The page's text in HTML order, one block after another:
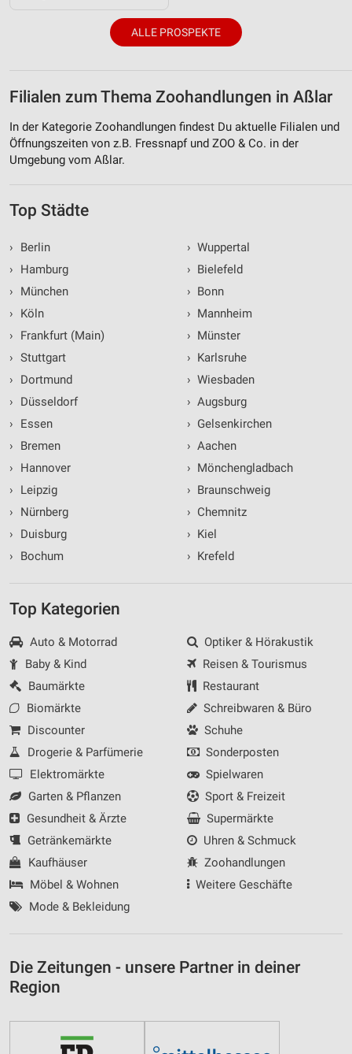
ALLE PROSPEKTE
Filialen zum Thema Zoohandlungen in Aßlar
In der Kategorie Zoohandlungen findest Du aktuelle Filialen und
Öffnungszeiten von z.B. Fressnapf und ZOO & Co. in der
Umgebung vom Aßlar.
Top Städte
›
Berlin
›
Hamburg
›
München
›
Köln
›
Frankfurt (Main)
› Stuttgart
›
Dortmund
›
Düsseldorf
›
Essen
›
Bremen
›
Hannover
›
Leipzig
›
Nürnberg
›
Duisburg
›
Bochum
› Wuppertal
› Bielefeld
› Bonn
› Mannheim
› Münster
› Karlsruhe
› Wiesbaden
› Augsburg
› Gelsenkirchen
› Aachen
› Mönchengladbach
› Braunschweig
› Chemnitz
› Kiel
› Krefeld
Top Kategorien
Auto & Motorrad
Baby & Kind
Baumärkte
Biomärkte
Discounter
Drogerie & Parfümerie
Elektromärkte
Garten & Pflanzen
Gesundheit & Ärzte
Getränkemärkte
Kaufhäuser
Möbel & Wohnen
Mode & Bekleidung
Optiker & Hörakustik
Reisen & Tourismus
Restaurant
Schreibwaren & Büro
Schuhe
Sonderposten
Spielwaren
Sport & Freizeit
Supermärkte
Uhren & Schmuck
Zoohandlungen
Weitere Geschäfte
Die Zeitungen - unsere Partner in deiner
Region